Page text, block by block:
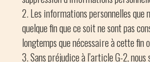
Les informations personnelles que
quelque fin que ce soit ne sont pas
longtemps que nécessaire à cette fin
Sans préjudice à l’article G-2,